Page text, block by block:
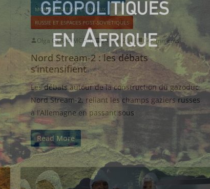
MONDIALISATION ET ENJEUX
RUSSIE ET ESPACES POST-SOVIÉTIQUES
Olga GERASIMCHUK 24 mai 2016 0 Comments
Nord Stream-2 : les débats
s’intensifient
Les débats autour de la construction du gazoduc
Nord Stream-2, reliant les champs gaziers russes
à l’Allemagne en passant sous
Read More